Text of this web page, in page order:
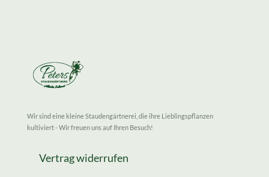
Wir sind eine kleine Staudengärtnerei, die ihre Lieblingspflanzen
kultiviert - Wir freuen uns auf Ihren Besuch!
Vertrag widerrufen